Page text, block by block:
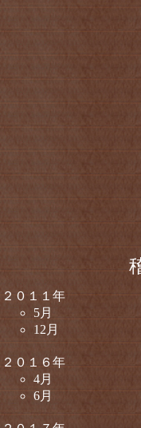
２０１１年
5月
12月
２０１６年
4月
6月